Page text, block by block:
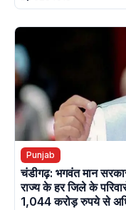
Punjab
चंडीगढ़: भगवंत मान
राज्य के हर जिले के
1,044 करोड़ रुपये से